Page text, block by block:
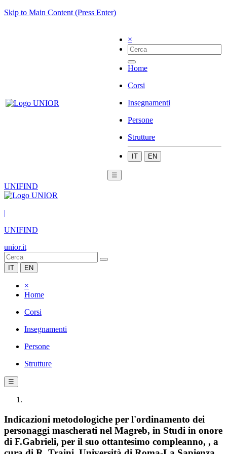
Skip to Main Content (Press Enter)
×
Home
Corsi
Insegnamenti
Persone
Strutture
IT EN
☰
UNIFIND
|
UNIFIND
unior.it
IT EN
×
Home
Corsi
Insegnamenti
Persone
Strutture
☰
Indicazioni metodologiche per l'ordinamento dei
personaggi mascherati nel Magreb, in Studi in onore
di F.Gabrieli, per il suo ottantesimo compleanno, , a